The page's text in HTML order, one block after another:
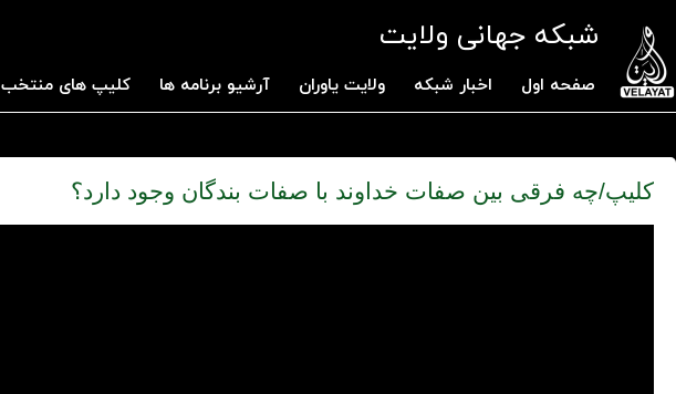
شبکه جهانی ولایت
صفحه اول اخبار شبکه ولایت یاوران آرشیو برنامه ها کلیپ های منتخب
کلیپ/چه فرقی بین صفات خداوند با صفات بندگان وجود دارد؟